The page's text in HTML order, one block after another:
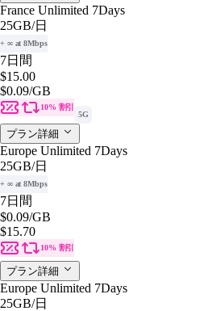
France Unlimited 7Days
25GB/日
+ ∞ at 8Mbps
7日間
$15.00
$0.09/GB
10% 割引
5G
プラン詳細
Europe Unlimited 7Days
25GB/日
+ ∞ at 8Mbps
7日間
$0.09/GB
$15.70
10% 割引
プラン詳細
Europe Unlimited 7Days
25GB/日